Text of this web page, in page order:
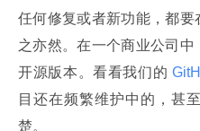
任何修复或者新功能，都要
之亦然。在一个商业公司
开源版本。看看我们的
目还在频繁维护中的，甚
楚。